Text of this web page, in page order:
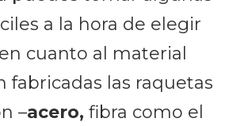
a la hora de elegir
cuanto al material
fabricadas las raquetas
–acero, fibra como el